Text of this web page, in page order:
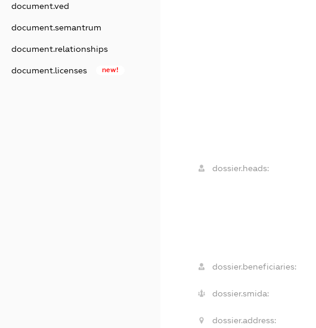
document.ved
document.semantrum
document.relationships
document.licenses new!
dossier.heads:
dossier.beneficiaries:
dossier.smida:
dossier.address: